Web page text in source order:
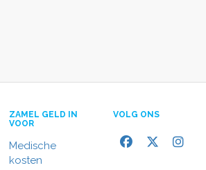
ZAMEL GELD IN
VOOR
Medische
kosten
VOLG ONS